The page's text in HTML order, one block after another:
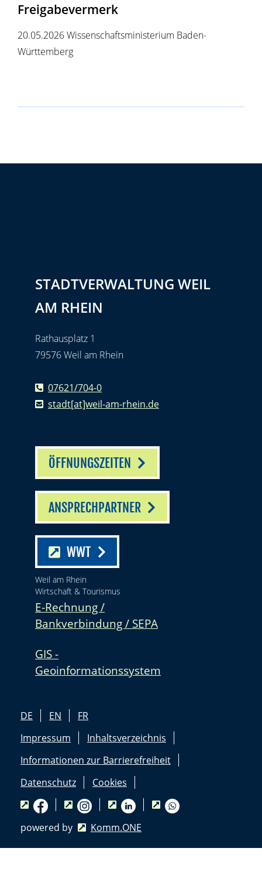
Freigabevermerk
20.05.2026 Wissenschaftsministerium Baden-
Württemberg
STADTVERWALTUNG WEIL
AM RHEIN
Rathausplatz 1
79576 Weil am Rhein
07621/704-0
stadt[at]weil-am-rhein.de
ÖFFNUNGSZEITEN
ANSPRECHPARTNER
WWT
Weil am Rhein
Wirtschaft & Tourismus
E-Rechnung /
Bankverbindung / SEPA
GIS -
Geoinformationssystem
DE EN
FR
Impressum
Inhaltsverzeichnis
Informationen zur Barrierefreiheit
Datenschutz
Cookies
powered by Komm.ONE